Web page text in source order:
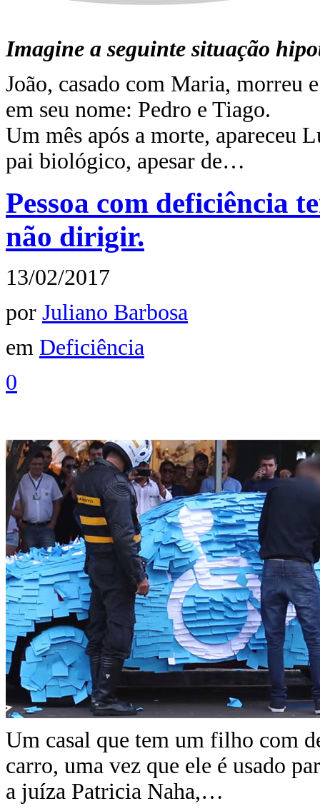
Imagine a seguinte situação
João, casado com Maria, morreu
em seu nome: Pedro e Tiago.
Um mês após a morte, apareceu
pai biológico, apesar de…
Pessoa com deficiência
não dirigir.
13/02/2017
por Juliano Barbosa
em Deficiência
0
Um casal que tem um filho com
carro, uma vez que ele é usado
a juíza Patricia Naha,…